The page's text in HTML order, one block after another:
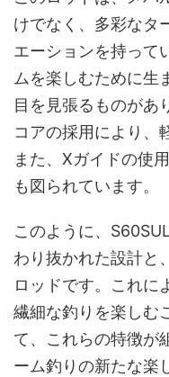
けでなく、多彩なタ
エーションを持って
ムを楽しむために生
目を見張るものがあ
コアの採用により、
また、Xガイドの使
も図られています。
このように、
わり抜かれた設計と
ロッドです。これに
繊細な釣りを楽しむ
て、これらの特徴が
ーム釣りの新たな楽